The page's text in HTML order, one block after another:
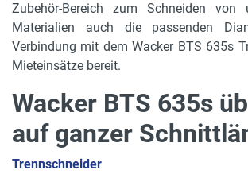
Zubehör-Bereich zum Schneiden von
Materialien auch die passenden
Verbindung mit dem Wacker BTS 635s
Mieteinsätze bereit.
Wacker BTS 635s
auf ganzer
Trennschneider